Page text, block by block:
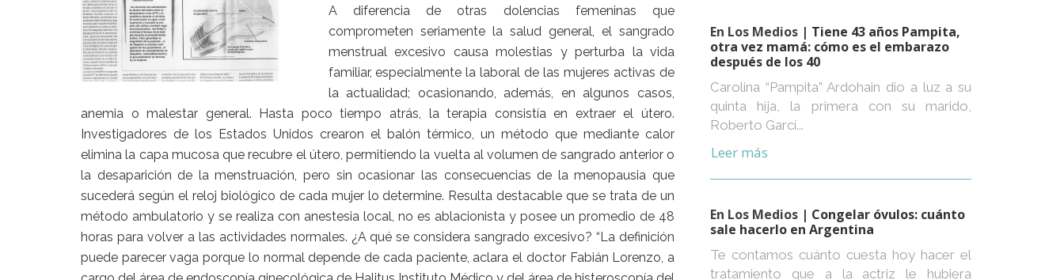
A diferencia de otras dolencias femeninas que
comprometen seriamente la salud general, el sangrado
menstrual excesivo causa molestias y perturba la vida
familiar, especialmente la laboral de las mujeres activas de
la actualidad; ocasionando, además, en algunos casos,
anemia o malestar general. Hasta poco tiempo atrás, la terapia consistía en extraer el útero.
Investigadores de los Estados Unidos crearon el balón térmico, un método que mediante calor
elimina la capa mucosa que recubre el útero, permitiendo la vuelta al volumen de sangrado anterior o
la desaparición de la menstruación, pero sin ocasionar las consecuencias de la menopausia que
sucederá según el reloj biológico de cada mujer lo determine. Resulta destacable que se trata de un
método ambulatorio y se realiza con anestesia local, no es ablacionista y posee un promedio de 48
horas para volver a las actividades normales. ¿A qué se considera sangrado excesivo? “La definición
puede parecer vaga porque lo normal depende de cada paciente, aclara el doctor Fabián Lorenzo, a
En Los Medios | Tiene 43 años Pampita,
otra vez mamá: cómo es el embarazo
después de los 40
Carolina “Pampita” Ardohain dio a luz a su
quinta hija, la primera con su marido,
Roberto Garcí...
Leer más
En Los Medios | Congelar óvulos: cuánto
sale hacerlo en Argentina
Te contamos cuánto cuesta hoy hacer el
tratamiento que a la actriz le hubiera